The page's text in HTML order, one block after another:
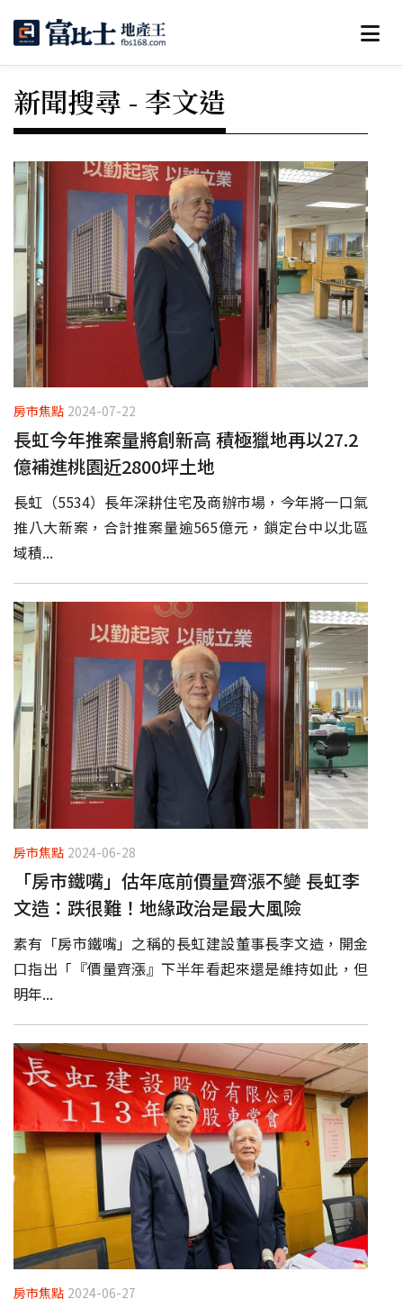
新聞搜尋 - 李文造
房市焦點 2024-07-22
長虹今年推案量將創新高 積極獵地再以27.2
億補進桃園近2800坪土地
長虹（5534）長年深耕住宅及商辦市場，今年將一口氣
推八大新案，合計推案量逾565億元，鎖定台中以北區
域積...
房市焦點 2024-06-28
「房市鐵嘴」估年底前價量齊漲不變 長虹李
文造：跌很難！地緣政治是最大風險
素有「房市鐵嘴」之稱的長虹建設董事長李文造，開金
口指出「『價量齊漲』下半年看起來還是維持如此，但
明年...
房市焦點 2024-06-27